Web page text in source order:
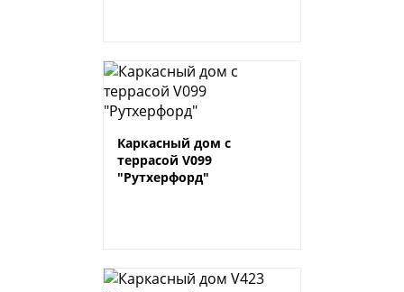
Каркасный дом с
террасой V099
"Рутхерфорд"